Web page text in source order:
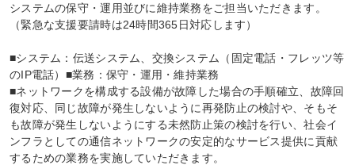
システムの保守・運用並びに維持業務をご担当いただきます。
（緊急な支援要請時は24時間365日対応します）
■システム：伝送システム、交換システム（固定電話・フレッツ等
のIP電話）■業務：保守・運用・維持業務
■ネットワークを構成する設備が故障した場合の手順確立、故障回
復対応、同じ故障が発生しないように再発防止の検討や、そもそ
も故障が発生しないようにする未然防止策の検討を行い、社会イ
ンフラとしての通信ネットワークの安定的なサービス提供に貢献
するための業務を実施していただきます。